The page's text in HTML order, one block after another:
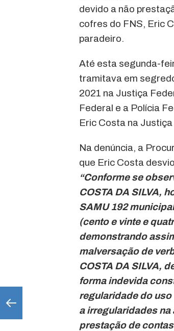
devido a não
cofres do FNS, Eric
paradeiro.
Até esta segunda-
tramitava em
2021 na Justiça
Federal e a Polícia
Eric Costa na
Na denúncia, a
que Eric Costa
“Conforme se
COSTA DA SILVA,
SAMU 192
(cento e vinte e
demonstrando
malversação de
COSTA DA SILVA,
forma indevida
regularidade do
a irregularidades
prestação de